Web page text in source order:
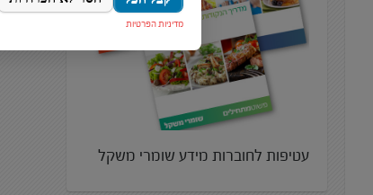
עטיפות לחוברות מידע שומרי משקל